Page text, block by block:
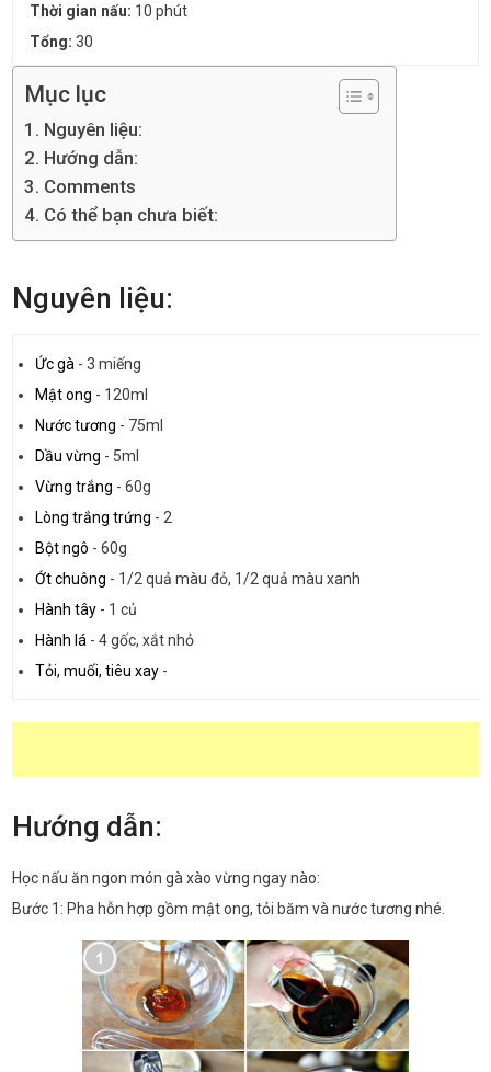
Thời gian nấu: 10 phút
Tổng: 30
Mục lục
Nguyên liệu:
Hướng dẫn:
Comments
Có thể bạn chưa biết:
Nguyên liệu:
Ức gà -3 miếng
Mật ong - 120ml
Nước tương - 75ml
Dầu vừng - 5ml
Vừng trắng -60g
Lòng trắng trứng - 2
Bột ngô -60g
Ớt chuông - 1/2 quả màu đỏ, 1/2 quả màu xanh
Hành tây - 1 củ
Hành lá -4 gốc, xắt nhỏ
Tỏi, muối, tiêu xay -
Hướng dẫn:
Học nấu ăn ngon món gà xào vừng ngay nào:
Bước 1: Pha hỗn hợp gồm mật ong, tỏi băm và nước tương nhé.